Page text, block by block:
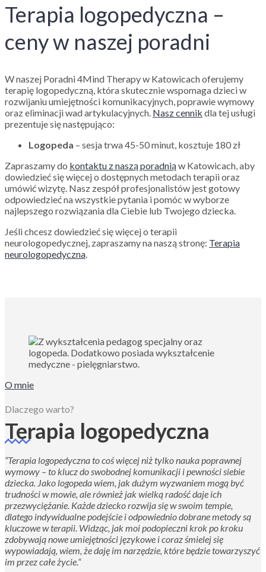
Terapia logopedyczna –
ceny w naszej poradni
W naszej Poradni 4Mind Therapy w Katowicach oferujemy
terapię logopedyczną, która skutecznie wspomaga dzieci w
rozwijaniu umiejętności komunikacyjnych, poprawie wymowy
oraz eliminacji wad artykulacyjnych. Nasz cennik dla tej usługi
prezentuje się następująco:
Logopeda – sesja trwa 45-50 minut, kosztuje 180 zł
Zapraszamy do kontaktu z naszą poradniąw Katowicach, aby
dowiedzieć się więcej o dostępnych metodach terapii oraz
umówić wizytę. Nasz zespół profesjonalistów jest gotowy
odpowiedzieć na wszystkie pytania i pomóc w wyborze
najlepszego rozwiązania dla Ciebie lub Twojego dziecka.
Jeśli chcesz dowiedzieć się więcej o terapii
neurologopedycznej, zapraszamy na naszą stronę: Terapia
neurologopedyczna
O mnie
Dlaczego warto?
Terapia logopedyczna
“Terapia logopedyczna to coś więcej niż tylko nauka poprawnej
wymowy – to klucz do swobodnej komunikacji i pewności siebie
dziecka. Jako logopeda wiem, jak dużym wyzwaniem mogą być
trudności w mowie, ale również jak wielką radość daje ich
przezwyciężanie. Każde dziecko rozwija się w swoim tempie,
dlatego indywidualne podejście i odpowiednio dobrane metody są
kluczowe w terapii. Widząc, jak moi podopieczni krok po kroku
zdobywają nowe umiejętności językowe i coraz śmielej się
wypowiadają, wiem, że daję im narzędzie, które będzie towarzyszyć
im przez całe życie.“